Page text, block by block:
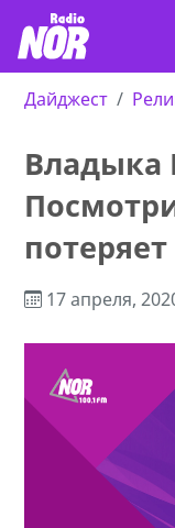
Дайджест
потеряет
17 апреля,